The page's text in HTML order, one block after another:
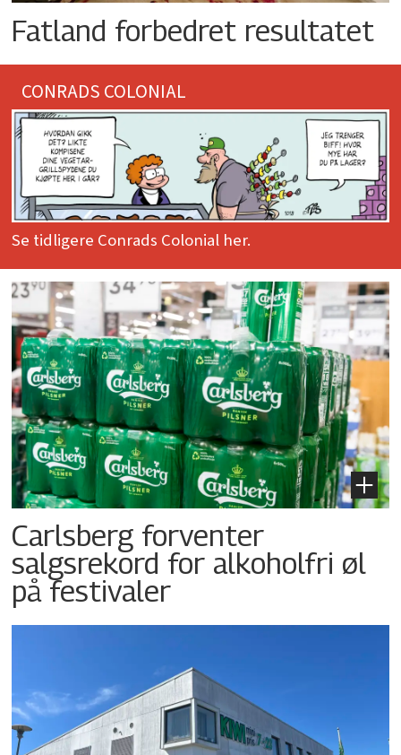
Fatland forbedret resultatet
CONRADS COLONIAL
Se tidligere Conrads Colonial her.
Carlsberg forventer
salgsrekord for alkoholfri øl
på festivaler